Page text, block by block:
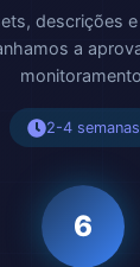
descrições
a
2-4 semanas
6